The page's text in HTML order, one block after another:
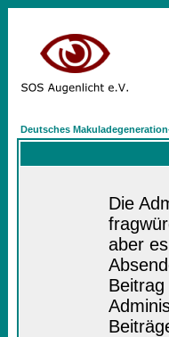
Deutsches
Die
aber